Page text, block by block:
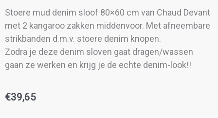
Stoere mud denim sloof 80×60 cm van Chaud Devant
met 2 kangaroo zakken middenvoor. Met afneembare
strikbanden d.m.v. stoere denim knopen.
Zodra je deze denim sloven gaat dragen/wassen
gaan ze werken en krijg je de echte denim-look!!
€39,65